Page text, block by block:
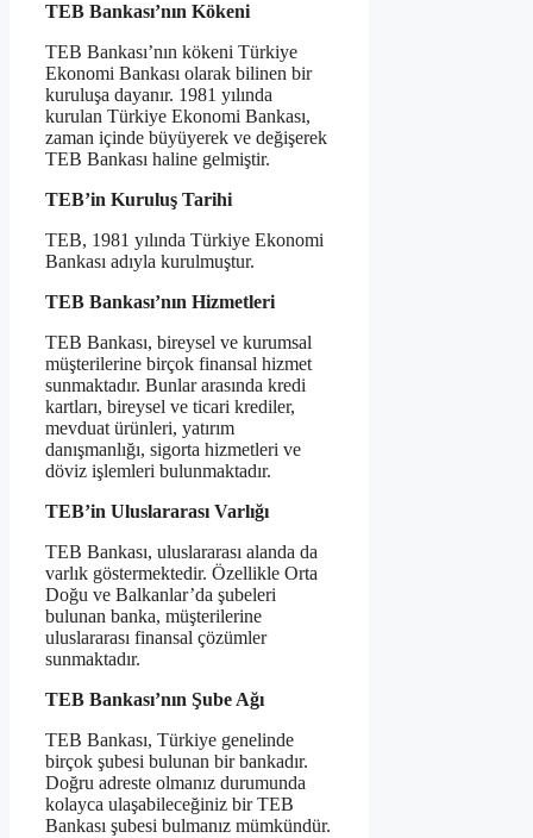
TEB Bankası’nın Kökeni
TEB Bankası’nın kökeni Türkiye
Ekonomi Bankası olarak bilinen bir
kuruluşa dayanır. 1981 yılında
kurulan Türkiye Ekonomi Bankası,
zaman içinde büyüyerek ve değişerek
TEB Bankası haline gelmiştir.
TEB’in Kuruluş Tarihi
TEB, 1981 yılında Türkiye Ekonomi
Bankası adıyla kurulmuştur.
TEB Bankası’nın Hizmetleri
TEB Bankası, bireysel ve kurumsal
müşterilerine birçok finansal hizmet
sunmaktadır. Bunlar arasında kredi
kartları, bireysel ve ticari krediler,
mevduat ürünleri, yatırım
danışmanlığı, sigorta hizmetleri ve
döviz işlemleri bulunmaktadır.
TEB’in Uluslararası Varlığı
TEB Bankası, uluslararası alanda da
varlık göstermektedir. Özellikle Orta
Doğu ve Balkanlar’da şubeleri
bulunan banka, müşterilerine
uluslararası finansal çözümler
sunmaktadır.
TEB Bankası’nın Şube Ağı
TEB Bankası, Türkiye genelinde
birçok şubesi bulunan bir bankadır.
Doğru adreste olmanız durumunda
kolayca ulaşabileceğiniz bir TEB
Bankası şubesi bulmanız mümkündür.